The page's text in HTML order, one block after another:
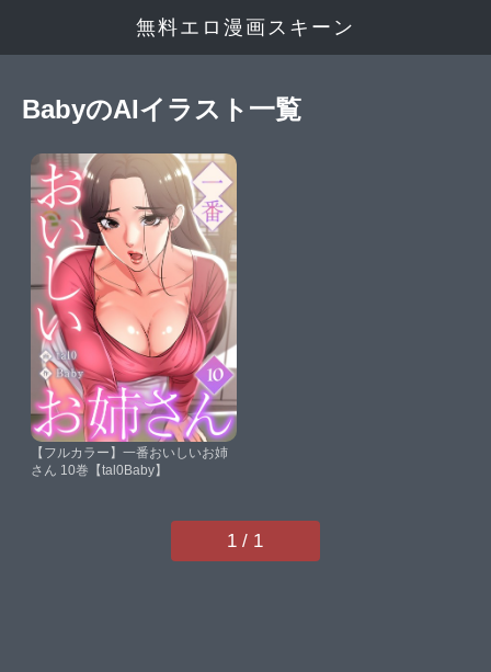
無料エロ漫画スキーン
BabyのAIイラスト一覧
【フルカラー】一番おいしいお姉
さん 10巻【tal0Baby】
1 / 1